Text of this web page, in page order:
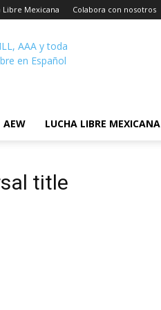
Libre Mexicana Colabora con nosotros
AEW LUCHA LIBRE MEXICANA
title